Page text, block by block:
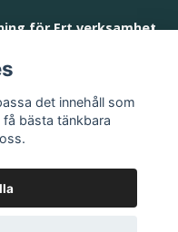
för Ert verksamhet
det innehåll som
bästa tänkbara